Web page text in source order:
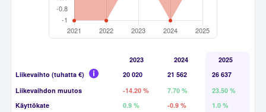
2023 2024
2025
Liikevaihto (tuhatta €)
20 020 21 562
26 637
Liikevaihdon muutos
-14.20 % 7.70 %
23.50 %
Käyttökate
0.9 % -0.9 %
1.0 %